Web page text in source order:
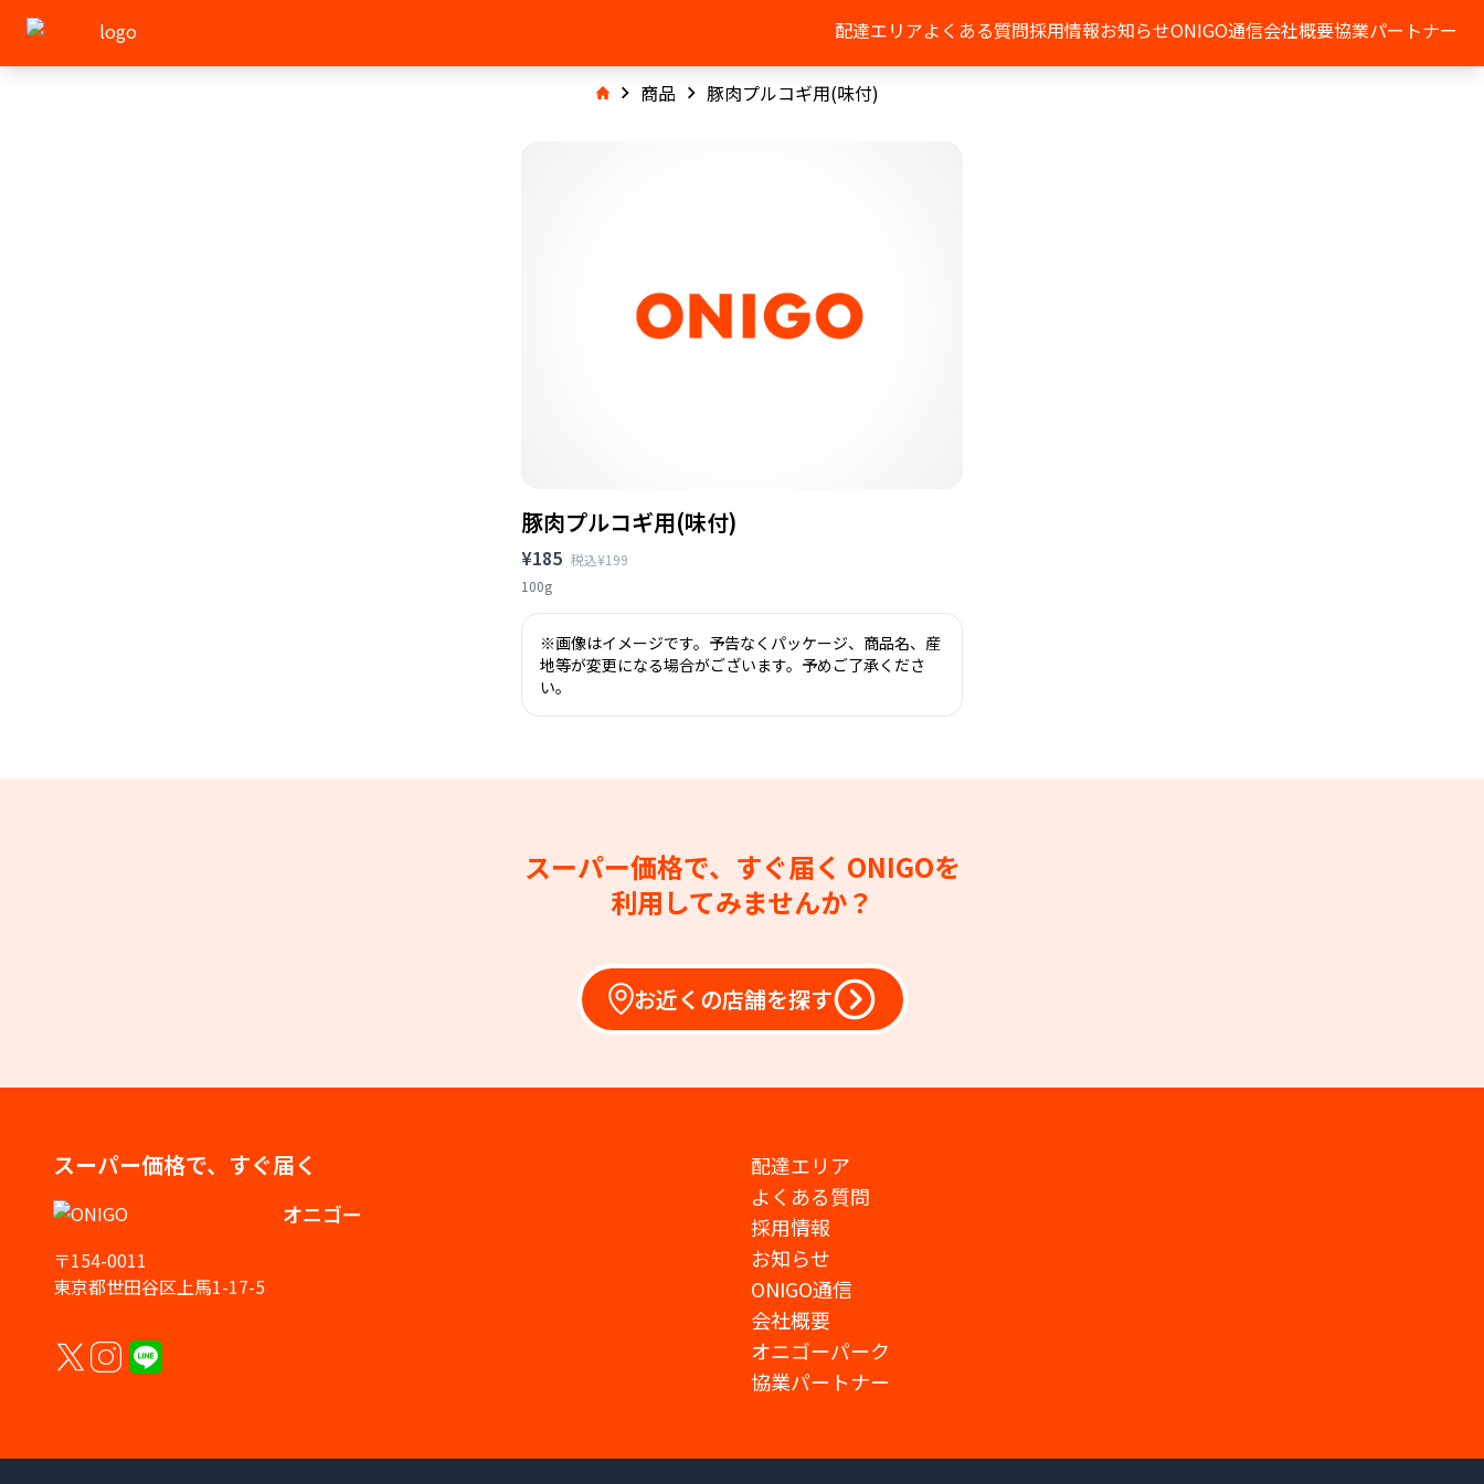
配達エリアよくある質問採用情報お知らせONIGO通信会社概要協業パートナー
商品 豚肉プルコギ用(味付)
豚肉プルコギ用(味付)
¥185 税込¥199
100g
※画像はイメージです。予告なくパッケージ、商品名、産
地等が変更になる場合がございます。予めご了承くださ
い。
スーパー価格で、すぐ届く ONIGOを
利用してみませんか？
お近くの店舗を探す
スーパー価格で、すぐ届く
オニゴー
〒154-0011
東京都世田谷区上馬1-17-5
配達エリア
よくある質問
採用情報
お知らせ
ONIGO通信
会社概要
オニゴーパーク
協業パートナー